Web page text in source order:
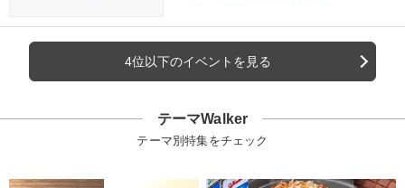
4位以下のイベントを見る
テーマWalker
テーマ別特集をチェック